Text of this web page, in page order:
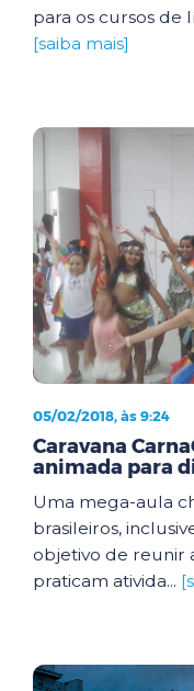
para os cursos de
[saiba mais]
05/02/2018, às 9:24
Caravana
animada para
Uma mega-aula
brasileiros,
objetivo de reunir
praticam ativida...